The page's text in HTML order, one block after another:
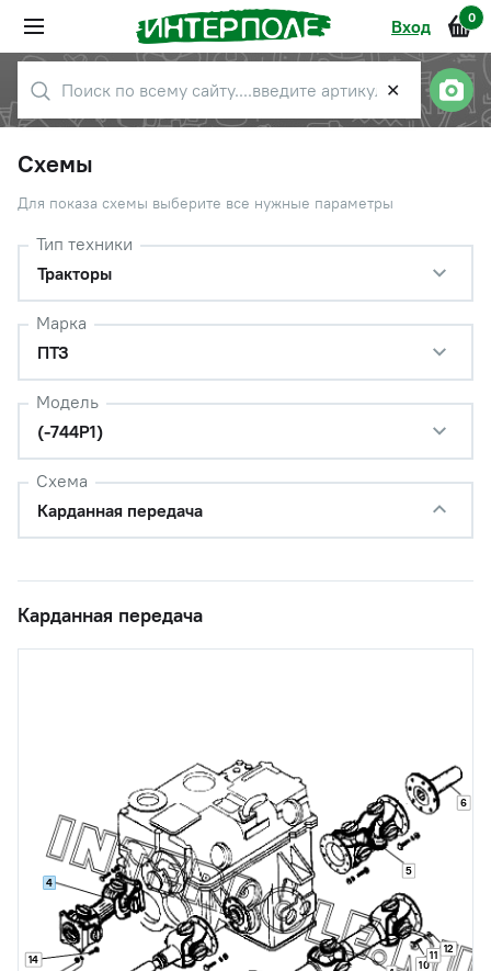
Вход 0
✕
Схемы
Для показа схемы выберите все нужные параметры
Тип техники
Тракторы
Марка
ПТЗ
Модель
(-744Р1)
Схема
Карданная передача
Карданная передача
4
5
6
10
11 12
14